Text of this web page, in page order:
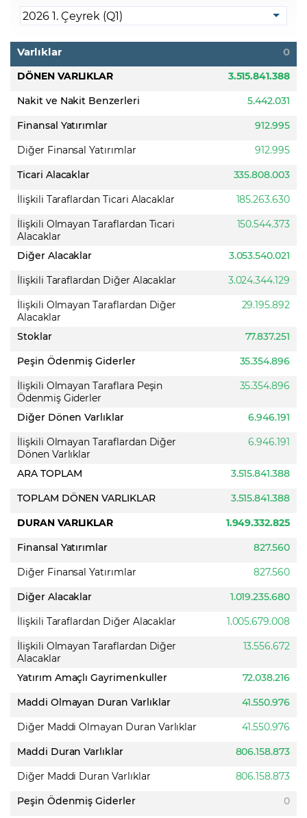
Varlıklar 0
DÖNEN VARLIKLAR
3.515.841.388
Nakit ve Nakit Benzerleri
5.442.031
Finansal Yatırımlar
912.995
Diğer Finansal Yatırımlar
912.995
Ticari Alacaklar
335.808.003
İlişkili Taraflardan Ticari Alacaklar
185.263.630
İlişkili Olmayan Taraflardan Ticari
Alacaklar
150.544.373
Diğer Alacaklar
3.053.540.021
İlişkili Taraflardan Diğer Alacaklar
3.024.344.129
İlişkili Olmayan Taraflardan Diğer
Alacaklar
29.195.892
Stoklar
77.837.251
Peşin Ödenmiş Giderler
35.354.896
İlişkili Olmayan Taraflara Peşin
Ödenmiş Giderler
35.354.896
Diğer Dönen Varlıklar
6.946.191
İlişkili Olmayan Taraflardan Diğer
Dönen Varlıklar
6.946.191
ARA TOPLAM
3.515.841.388
TOPLAM DÖNEN VARLIKLAR
3.515.841.388
DURAN VARLIKLAR
1.949.332.825
Finansal Yatırımlar
827.560
Diğer Finansal Yatırımlar
827.560
Diğer Alacaklar
1.019.235.680
İlişkili Taraflardan Diğer Alacaklar
1.005.679.008
İlişkili Olmayan Taraflardan Diğer
Alacaklar
13.556.672
Yatırım Amaçlı Gayrimenkuller
72.038.216
Maddi Olmayan Duran Varlıklar
41.550.976
Diğer Maddi Olmayan Duran Varlıklar
41.550.976
Maddi Duran Varlıklar
806.158.873
Diğer Maddi Duran Varlıklar
806.158.873
Peşin Ödenmiş Giderler
0